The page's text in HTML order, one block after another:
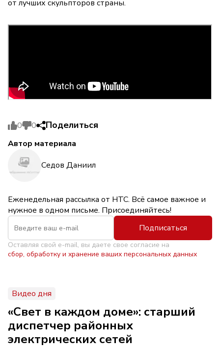
от лучших скульпторов страны.
0 0 Поделиться
Автор материала
Седов Даниил
Еженедельная рассылка от НТС. Всё самое важное и
нужное в одном письме. Присоединяйтесь!
Подписаться
Оставляя свой e-mail, вы даете свое согласие на
сбор, обработку и хранение ваших персональных данных
Видео дня
«Свет в каждом доме»: старший
диспетчер районных
электрических сетей